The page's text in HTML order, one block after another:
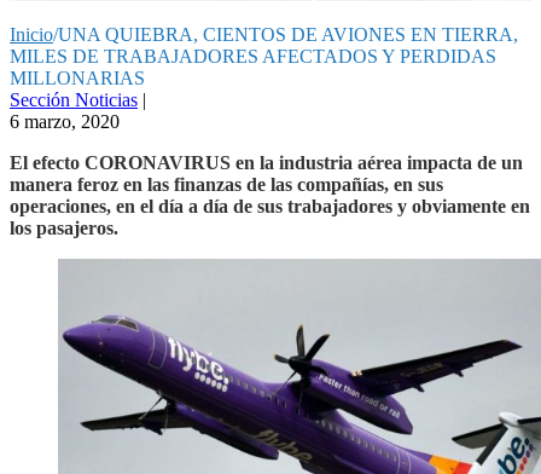
Inicio/UNA QUIEBRA, CIENTOS DE AVIONES EN TIERRA,
MILES DE TRABAJADORES AFECTADOS Y PERDIDAS
MILLONARIAS
Sección Noticias |
6 marzo, 2020
El efecto CORONAVIRUS en la industria aérea impacta de un
manera feroz en las finanzas de las compañías, en sus
operaciones, en el día a día de sus trabajadores y obviamente en
los pasajeros.